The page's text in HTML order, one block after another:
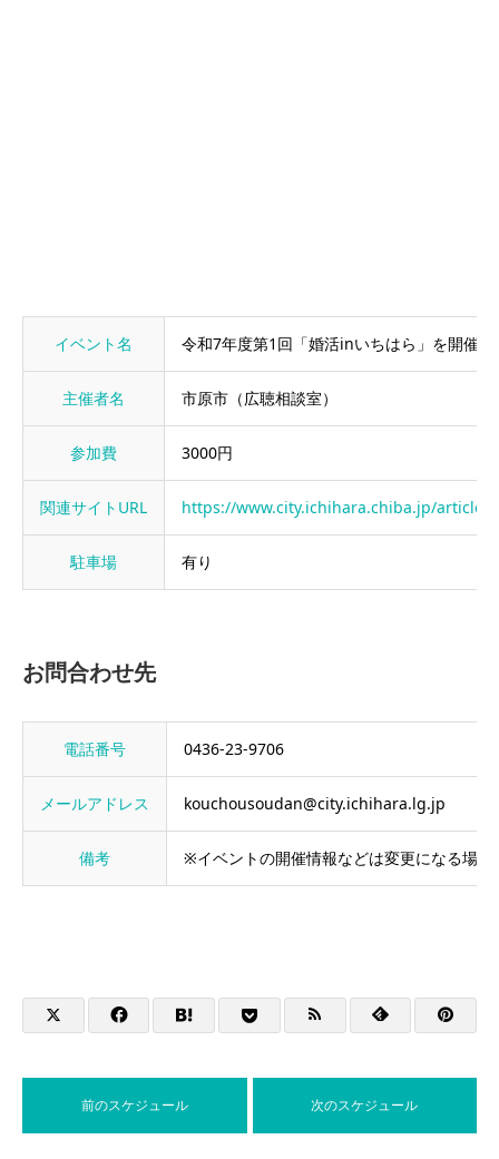
イベント名 令和7年度第1回「婚活inいちはら」を開催し
主催者名 市原市（広聴相談室）
参加費 3000円
関連サイトURL https://www.city.ichihara.chiba.jp/
駐車場 有り
お問合わせ先
電話番号 0436-23-9706
メールアドレス kouchousoudan@city.ichihara.lg.jp
備考 ※イベントの開催情報などは変更になる場
前のスケジュール 次のスケジュール